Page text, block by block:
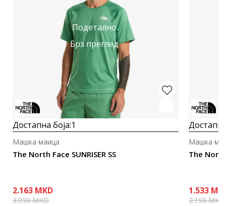
Подетално
Брз преглед
Достапна боја:1
The North Face SUNRISER SS
Машка маица
2.163 MKD
3.090MKD
The North
Машка
1.533
2.190MKD